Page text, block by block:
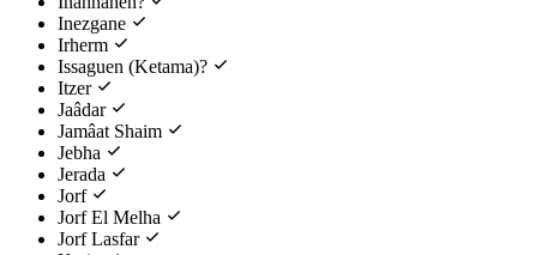
Inezgane
Irherm
Issaguen (Ketama)?
Itzer
Jaâdar
Jamâat Shaim
Jebha
Jerada
Jorf
Jorf El Melha
Jorf Lasfar